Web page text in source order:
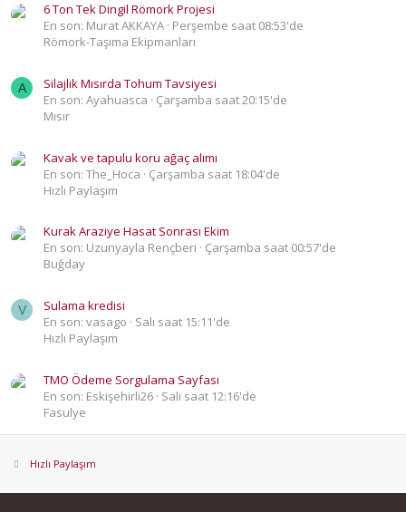
6 Ton Tek Dingil Römork Projesi
En son: Murat AKKAYA Perşembe saat 08:53'de
Römork-Taşıma Ekipmanları
A
Silajlık Mısırda Tohum Tavsiyesi
En son: Ayahuasca
Çarşamba saat 20:15'de
Mısır
Kavak ve tapulu koru ağaç alımı
En son: The_Hoca
Çarşamba saat 18:04'de
Hızlı Paylaşım
Kurak Araziye Hasat Sonrası Ekim
En son: Uzunyayla Rençberi
Çarşamba saat 00:57'de
Buğday
V
Sulama kredisi
En son: vasago
Salı saat 15:11'de
Hızlı Paylaşım
TMO Ödeme Sorgulama Sayfası
En son: Eskişehirli26 Salı saat 12:16'de
Fasulye
Hızlı Paylaşım